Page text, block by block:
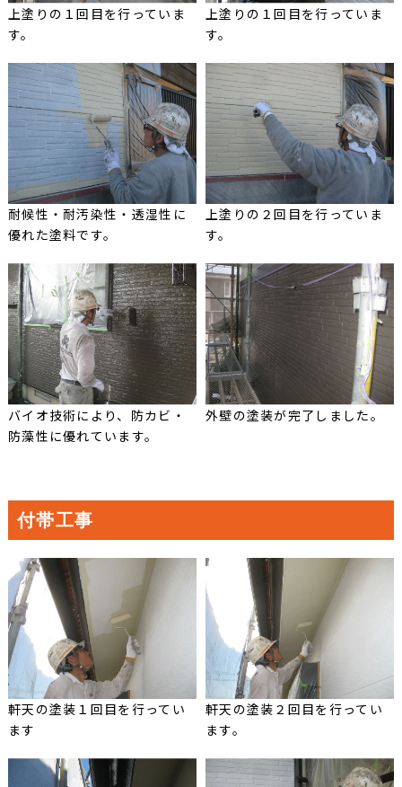
上塗りの１回目を行っていま
す。
上塗りの１回目を行っていま
す。
耐候性・耐汚染性・透湿性に
優れた塗料です。
上塗りの２回目を行っていま
す。
バイオ技術により、防カビ・
防藻性に優れています。
外壁の塗装が完了しました。
付帯工事
軒天の塗装１回目を行ってい
ます
軒天の塗装２回目を行ってい
ます。